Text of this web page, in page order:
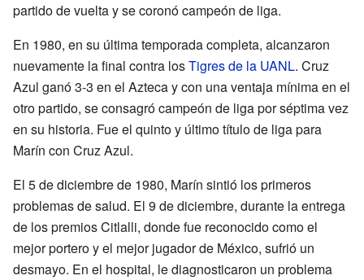
partido de vuelta y se coronó campeón de liga.
En 1980, en su última temporada completa, alcanzaron
nuevamente la final contra losTigres de la UANL. Cruz
Azul ganó 3-3 en el Azteca y con una ventaja mínima en el
otro partido, se consagró campeón de liga por séptima vez
en su historia. Fue el quinto y último título de liga para
Marín con Cruz Azul.
El 5 de diciembre de 1980, Marín sintió los primeros
problemas de salud. El 9 de diciembre, durante la entrega
de los premios Citlalli, donde fue reconocido como el
mejor portero y el mejor jugador de México, sufrió un
desmayo. En el hospital, le diagnosticaron un problema